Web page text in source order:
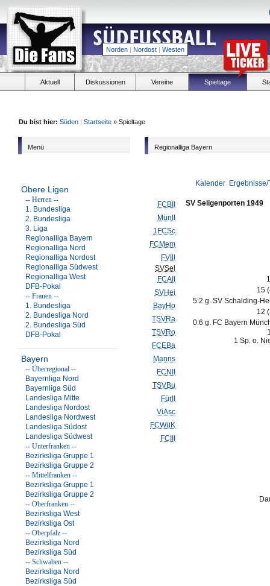
Norden | Nordost | Westen
Aktuell Diskussionen Vereine Spieltage
Du bist hier: Süden | Startseite » Spieltage
Menü
Obere Ligen
-- Herren --
1. Bundesliga
2. Bundesliga
3. Liga
Regionalliga Bayern
Regionalliga Nord
Regionalliga Nordost
Regionalliga Südwest
Regionalliga West
DFB-Pokal
-- Frauen --
1. Bundesliga
2. Bundesliga Nord
2. Bundesliga Süd
DFB-Pokal
Bayern
-- Überregional --
Bayernliga Nord
Bayernliga Süd
Landesliga Mitte
Landesliga Nordost
Landesliga Nordwest
Landesliga Südost
Landesliga Südwest
-- Unterfranken --
Bezirksliga Gruppe 1
Bezirksliga Gruppe 2
-- Mittelfranken --
Bezirksliga Gruppe 1
Bezirksliga Gruppe 2
-- Oberfranken --
Bezirksliga West
Bezirksliga Ost
-- Oberpfalz --
Bezirksliga Nord
Bezirksliga Süd
-- Schwaben --
Bezirksliga Nord
Bezirksliga Süd
Regionalliga Bayern
Kalender
FCBII
MünII
1FCSc
FCMem
FVIll
SVSel
FCAII
SVHei
BayHo
TSVRa
TSVRo
FCEBa
Manns
FCNII
TSVBu
FürII
ViAsc
FCWüK
FCIII
SV Seligenporten 1949
15
5:2 g. SV Schalding-
12
0:6 g. FC Bayern
1 Sp. o.